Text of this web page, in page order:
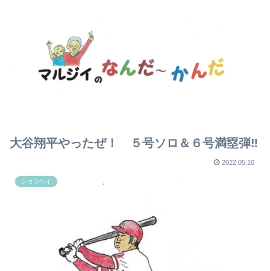
大谷翔平やったぜ！ ５号ソロ＆６号満塁弾‼
2022.05.10
ショウヘイ